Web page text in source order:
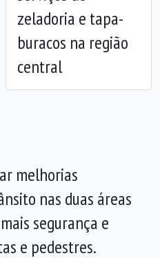
zeladoria e tapa-
buracos na região
central
melhorias
nas duas áreas
segurança e
e pedestres.